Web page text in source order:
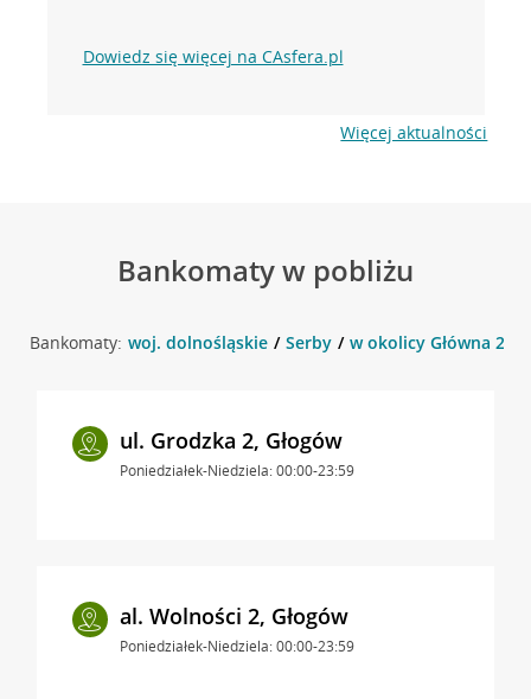
Dowiedz się więcej na CAsfera.pl
Więcej aktualności
Bankomaty w pobliżu
Bankomaty: woj. dolnośląskie Serby w okolicy Główna 2 ,
ul. Grodzka 2, Głogów
Poniedziałek-Niedziela: 00:00-23:59
al. Wolności 2, Głogów
Poniedziałek-Niedziela: 00:00-23:59